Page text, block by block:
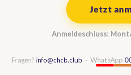
Jetzt
Anmeldeschluss:
Fragen? info@chcb.club · WhatsApp